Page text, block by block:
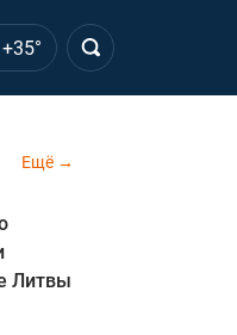
+35°
Ещё
Литвы